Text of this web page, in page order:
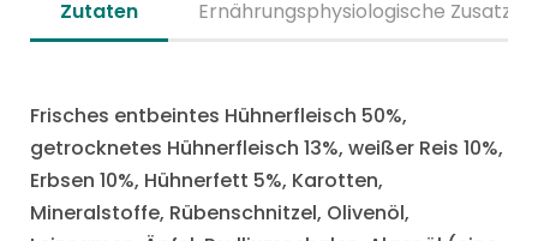
Zutaten Ernährungsphysiologische
Frisches entbeintes Hühnerfleisch 50%,
getrocknetes Hühnerfleisch 13%, weißer Reis 10%,
Erbsen 10%, Hühnerfett 5%, Karotten,
Mineralstoffe, Rübenschnitzel, Olivenöl,